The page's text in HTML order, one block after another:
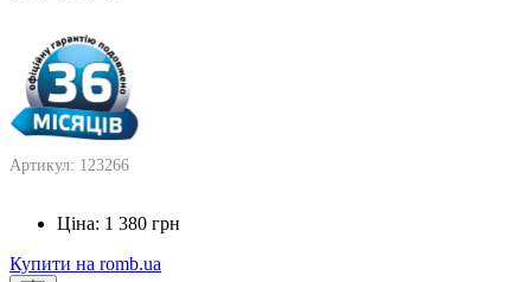
Артикул: 123266
Ціна: 1 380 грн
Купити на romb.ua